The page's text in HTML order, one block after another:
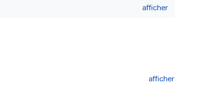
afficher
afficher